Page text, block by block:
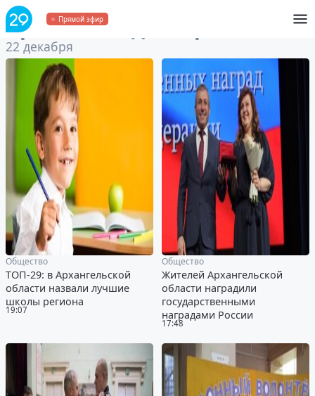
Прямой эфир
Архивза 22 декабря 2022
22 декабря
19:07
Общество
ТОП-29: в Архангельской
области назвали лучшие
школы региона
17:48
Общество
Жителей Архангельской
области наградили
государственными
наградами России